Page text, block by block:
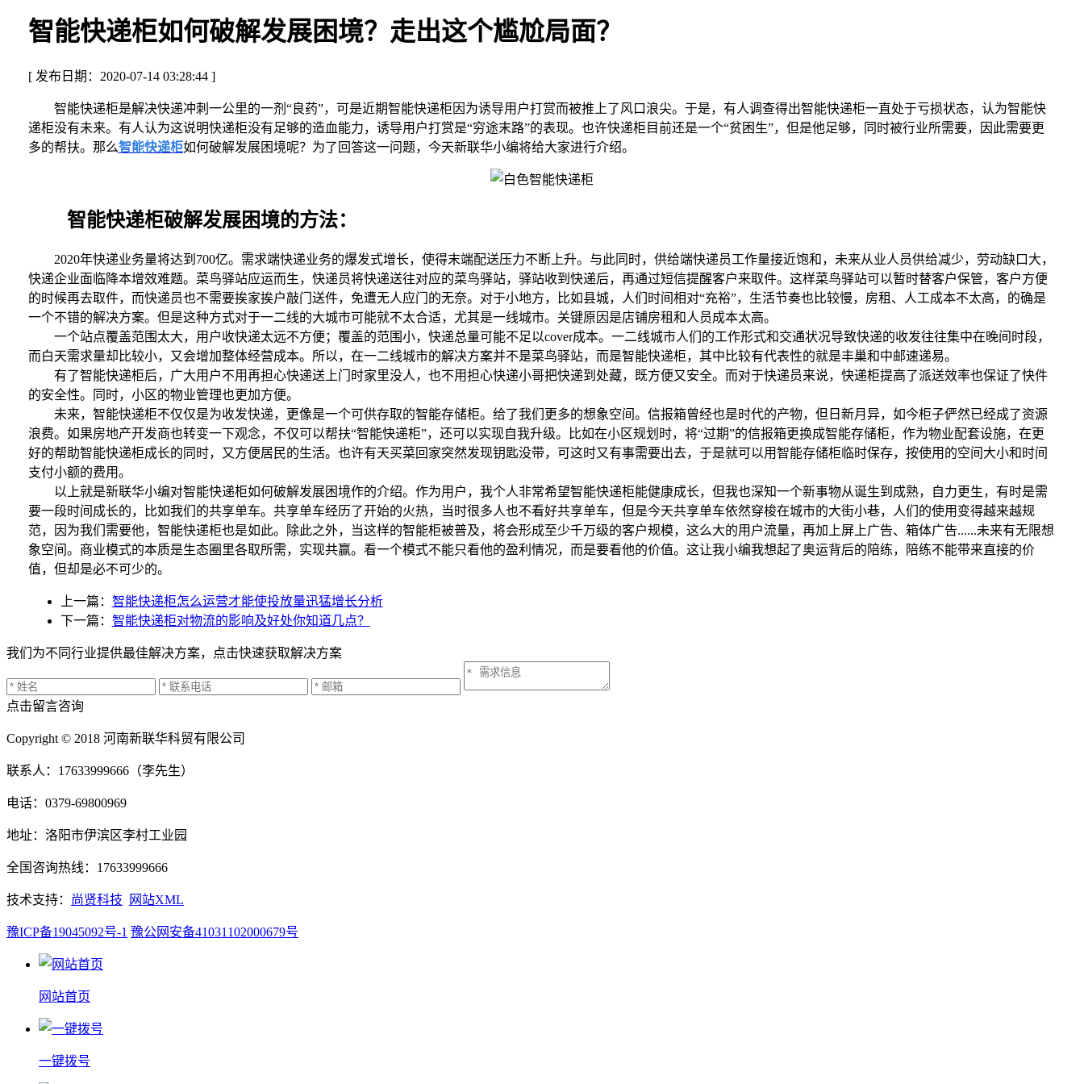
智能快递柜如何破解发展困境？走出这个尴尬局面？
[ 发布日期：2020-07-14 03:28:44 ]
智能快递柜是解决快递冲刺一公里的一剂“良药”，可是近期智能快递柜因为诱导用户打赏而被推上了风口浪尖。于是，有人调查得出智能快递柜一直处于亏损状态，认为智能快
递柜没有未来。有人认为这说明快递柜没有足够的造血能力，诱导用户打赏是“穷途末路”的表现。也许快递柜目前还是一个“贫困生”，但是他足够，同时被行业所需要，因此需要更
多的帮扶。那么智能快递柜如何破解发展困境呢？为了回答这一问题，今天新联华小编将给大家进行介绍。
智能快递柜破解发展困境的方法：
2020年快递业务量将达到700亿。需求端快递业务的爆发式增长，使得末端配送压力不断上升。与此同时，供给端快递员工作量接近饱和，未来从业人员供给减少，劳动缺口大，
快递企业面临降本增效难题。菜鸟驿站应运而生，快递员将快递送往对应的菜鸟驿站，驿站收到快递后，再通过短信提醒客户来取件。这样菜鸟驿站可以暂时替客户保管，客户方便
的时候再去取件，而快递员也不需要挨家挨户敲门送件，免遭无人应门的无奈。对于小地方，比如县城，人们时间相对“充裕”，生活节奏也比较慢，房租、人工成本不太高，的确是
一个不错的解决方案。但是这种方式对于一二线的大城市可能就不太合适，尤其是一线城市。关键原因是店铺房租和人员成本太高。
一个站点覆盖范围太大，用户收快递太远不方便；覆盖的范围小，快递总量可能不足以cover成本。一二线城市人们的工作形式和交通状况导致快递的收发往往集中在晚间时段，
而白天需求量却比较小，又会增加整体经营成本。所以，在一二线城市的解决方案并不是菜鸟驿站，而是智能快递柜，其中比较有代表性的就是丰巢和中邮速递易。
有了智能快递柜后，广大用户不用再担心快递送上门时家里没人，也不用担心快递小哥把快递到处藏，既方便又安全。而对于快递员来说，快递柜提高了派送效率也保证了快件
的安全性。同时，小区的物业管理也更加方便。
未来，智能快递柜不仅仅是为收发快递，更像是一个可供存取的智能存储柜。给了我们更多的想象空间。信报箱曾经也是时代的产物，但日新月异，如今柜子俨然已经成了资源
浪费。如果房地产开发商也转变一下观念，不仅可以帮扶“智能快递柜”，还可以实现自我升级。比如在小区规划时，将“过期”的信报箱更换成智能存储柜，作为物业配套设施，在更
好的帮助智能快递柜成长的同时，又方便居民的生活。也许有天买菜回家突然发现钥匙没带，可这时又有事需要出去，于是就可以用智能存储柜临时保存，按使用的空间大小和时间
支付小额的费用。
以上就是新联华小编对智能快递柜如何破解发展困境作的介绍。作为用户，我个人非常希望智能快递柜能健康成长，但我也深知一个新事物从诞生到成熟，自力更生，有时是需
要一段时间成长的，比如我们的共享单车。共享单车经历了开始的火热，当时很多人也不看好共享单车，但是今天共享单车依然穿梭在城市的大街小巷，人们的使用变得越来越规
范，因为我们需要他，智能快递柜也是如此。除此之外，当这样的智能柜被普及，将会形成至少千万级的客户规模，这么大的用户流量，再加上屏上广告、箱体广告......未来有无限想
象空间。商业模式的本质是生态圈里各取所需，实现共赢。看一个模式不能只看他的盈利情况，而是要看他的价值。这让我小编我想起了奥运背后的陪练，陪练不能带来直接的价
值，但却是必不可少的。
上一篇： 智能快递柜怎么运营才能使投放量迅猛增长分析
下一篇： 智能快递柜对物流的影响及好处你知道几点？
我们为不同行业提供最佳解决方案，点击快速获取解决方案
点击留言咨询
Copyright © 2018 河南新联华科贸有限公司
联系人：17633999666（李先生）
电话：0379-69800969
地址：洛阳市伊滨区李村工业园
全国咨询热线：17633999666
技术支持： 尚贤科技 网站XML
豫ICP备19045092号-1 豫公网安备41031102000679号
网站首页
一键拨号